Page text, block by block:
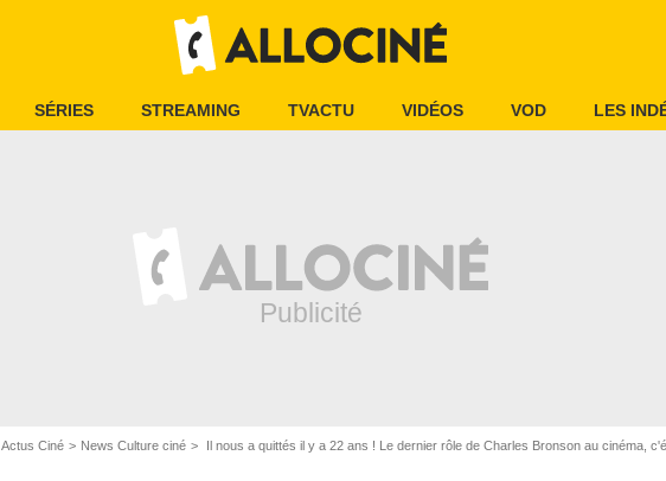
SÉRIES STREAMING TVACTU VIDÉOS VOD LES
Actus Ciné News Culture ciné Il nous a quittés il y a 22 ans ! Le dernier rôle de Charles Bronson au cinéma,